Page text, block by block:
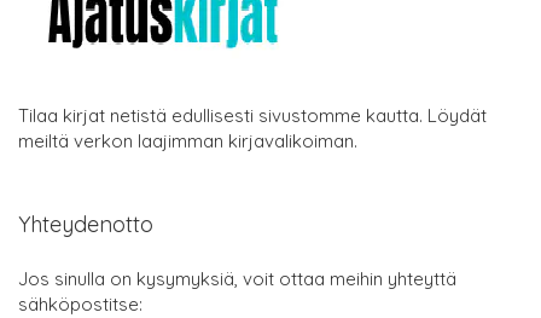
Tilaa kirjat netistä edullisesti sivustomme kautta. Löydät
meiltä verkon laajimman kirjavalikoiman.
Yhteydenotto
Jos sinulla on kysymyksiä, voit ottaa meihin yhteyttä
sähköpostitse: